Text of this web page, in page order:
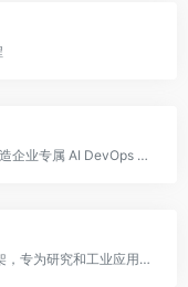
智能助力软件研发，提升编程效率，打造企业专属 AI DevOps 平台
Caffe是一个高效、灵活的深度学习框架，专为研究和工业应用而设计